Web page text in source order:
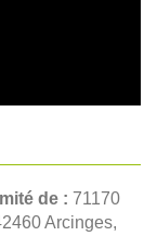
de : 71170
Arcinges,